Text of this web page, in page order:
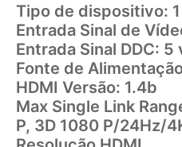
Tipo de dispositivo:
Entrada Sinal de
Entrada Sinal DDC:
Fonte de
HDMI Versão: 1.4b
Max Single Link
P, 3D 1080 P/24Hz/